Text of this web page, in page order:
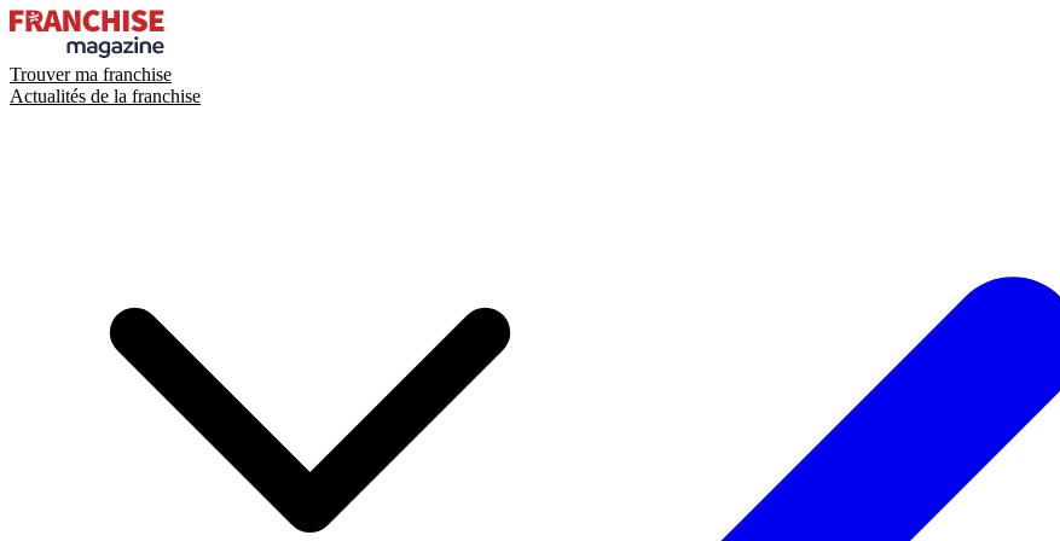
Trouver ma franchise
Actualités de la franchise